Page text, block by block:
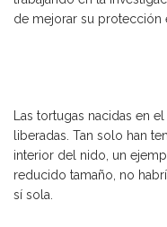
de mejorar su protección
Las tortugas nacidas en
liberadas. Tan solo han
interior del nido, un
reducido tamaño, no
sí sola.